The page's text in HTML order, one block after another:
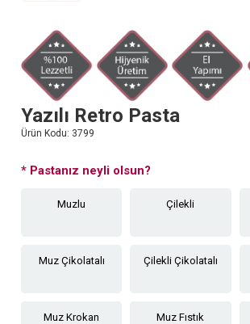
Yazılı Retro Pasta
Ürün Kodu: 3799
* Pastanız neyli olsun?
Muzlu Çilekli
Muz Çikolatalı Çilekli Çikolatalı
Muz Krokan
Muz Fıstık